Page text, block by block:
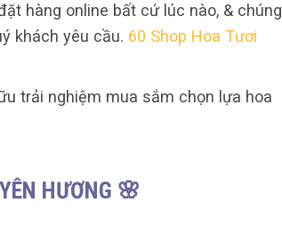
hàng online bất cứ lúc nào, & chúng
khách yêu cầu. 60 Shop Hoa Tươi
trải nghiệm mua sắm chọn lựa hoa
HƯƠNG 🌸